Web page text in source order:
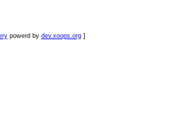
powerd by dev.xoops.org]